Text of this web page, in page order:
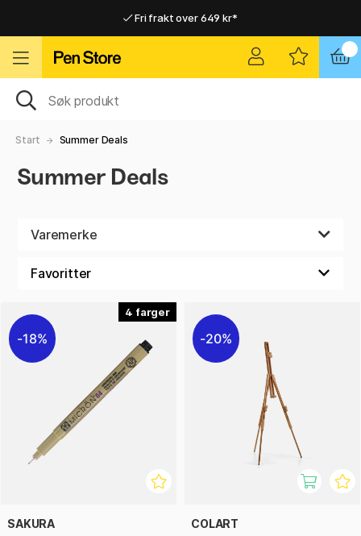
Fri frakt over 649 kr*
Raskt til dør eller utleveringssted
Raskt til dør eller utleveringssted
Start Summer Deals
Summer Deals
Varemerke
4
18%
SAKURA
20%
COLART